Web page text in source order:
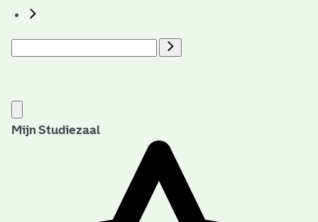
Mijn Studiezaal